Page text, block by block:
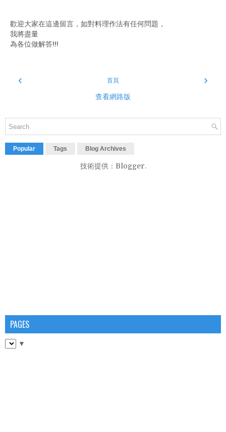
歡迎大家在這邊留言，如對料理作法有任何問題，
我將盡量
為各位做解答!!!
‹ ›
首頁
查看網路版
Popular Tags Blog Archives
技術提供： Blogger.
PAGES
▼